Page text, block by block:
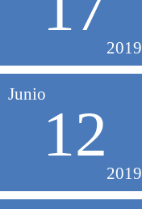
2019
Junio
12
2019